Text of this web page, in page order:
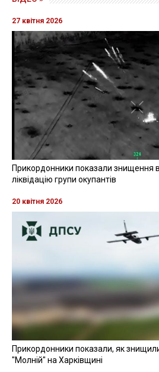
27 квітня 2026
Прикордонники показали знищення
ліквідацію групи окупантів
20 квітня 2026
Прикордонники показали, як
"Молній" на Харківщині